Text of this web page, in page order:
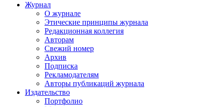
Журнал
О журнале
Этические принципы журнала
Редакционная коллегия
Авторам
Свежий номер
Архив
Подписка
Рекламодателям
Авторы публикаций журнала
Издательство
Портфолио